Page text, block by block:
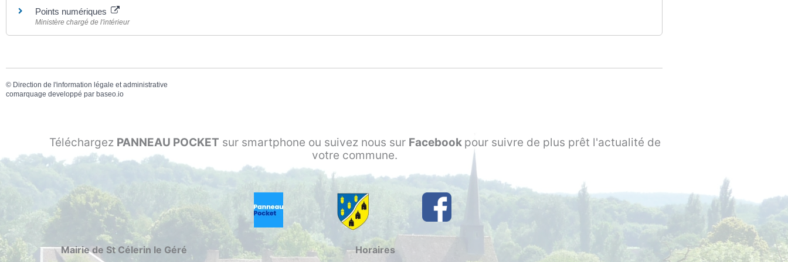
Points numériques
Ministère chargé de l'intérieur
© Direction de l'information légale et administrative
comarquage developpé par baseo.io
Téléchargez PANNEAU POCKET sur smartphone ou suivez nous sur Facebook pour suivre de plus prêt l'actualité de
votre commune.
Mairie de St Célerin le Géré Horaires